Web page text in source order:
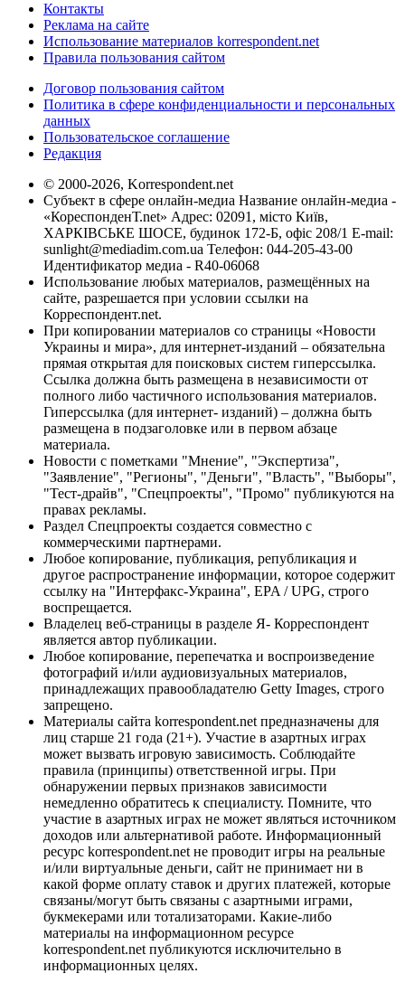
Контакты
Реклама на сайте
Использование материалов korrespondent.net
Правила пользования сайтом
Договор пользования сайтом
Политика в сфере конфиденциальности и персональных
данных
Пользовательское соглашение
Редакция
© 2000-2026, Korrespondent.net
Субъект в сфере онлайн-медиа Название онлайн-медиа -
«КореспонденТ.net» Адрес: 02091, місто Київ,
ХАРКІВСЬКЕ ШОСЕ, будинок 172-Б, офіс 208/1 E-mail:
sunlight@mediadim.com.ua Телефон: 044-205-43-00
Идентификатор медиа - R40-06068
Использование любых материалов, размещённых на
сайте, разрешается при условии ссылки на
Корреспондент.net.
При копировании материалов со страницы «Новости
Украины и мира», для интернет-изданий – обязательна
прямая открытая для поисковых систем гиперссылка.
Ссылка должна быть размещена в независимости от
полного либо частичного использования материалов.
Гиперссылка (для интернет- изданий) – должна быть
размещена в подзаголовке или в первом абзаце
материала.
Новости с пометками "Мнение", "Экспертиза",
"Заявление", "Регионы", "Деньги", "Власть", "Выборы",
"Тест-драйв", "Спецпроекты", "Промо" публикуются на
правах рекламы.
Раздел Спецпроекты создается совместно с
коммерческими партнерами.
Любое копирование, публикация, републикация и
другое распространение информации, которое содержит
ссылку на "Интерфакс-Украина", EPA / UPG, строго
воспрещается.
Владелец веб-страницы в разделе Я- Корреспондент
является автор публикации.
Любое копирование, перепечатка и воспроизведение
фотографий и/или аудиовизуальных материалов,
принадлежащих правообладателю Getty Images, строго
запрещено.
Материалы сайта korrespondent.net предназначены для
лиц старше 21 года (21+). Участие в азартных играх
может вызвать игровую зависимость. Соблюдайте
правила (принципы) ответственной игры. При
обнаружении первых признаков зависимости
немедленно обратитесь к специалисту. Помните, что
участие в азартных играх не может являться источником
доходов или альтернативой работе. Информационный
ресурс korrespondent.net не проводит игры на реальные
и/или виртуальные деньги, сайт не принимает ни в
какой форме оплату ставок и других платежей, которые
связаны/могут быть связаны с азартными играми,
букмекерами или тотализаторами. Какие-либо
материалы на информационном ресурсе
korrespondent.net публикуются исключительно в
информационных целях.